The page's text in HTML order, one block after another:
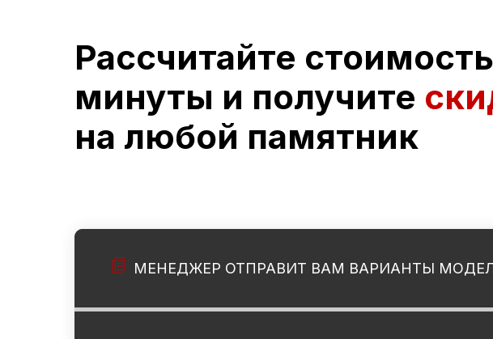
Рассчитайте
минуты и получите
на любой памятник
МЕНЕДЖЕР ОТПРАВИТ ВАМ ВАРИАНТЫ